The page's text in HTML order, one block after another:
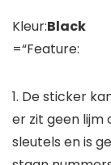
Kleur:Black
=“Feature:
1. De sticker
er zit geen lijm
sleutels en is